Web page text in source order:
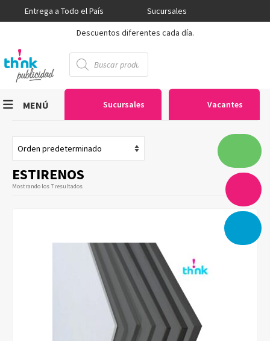
Entrega a Todo el País
Sucursales
Descuentos diferentes cada día.
Búsqueda
de
productos
Sucursales Vacantes
MENÚ
Viniles
Sublimación
Equipos
Seguridad
Artículos Varios
Catálogos
Facturación
ESTIRENOS
Mostrando los 7 resultados